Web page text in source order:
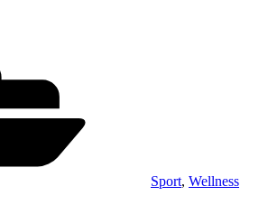
Sport, Wellness